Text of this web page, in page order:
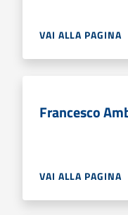
VAI ALLA PAGINA
Francesco
VAI ALLA PAGINA